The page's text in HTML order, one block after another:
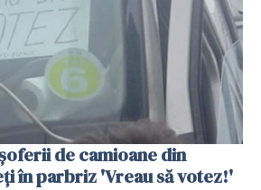
de camioane din
în parbriz 'Vreau să votez!'